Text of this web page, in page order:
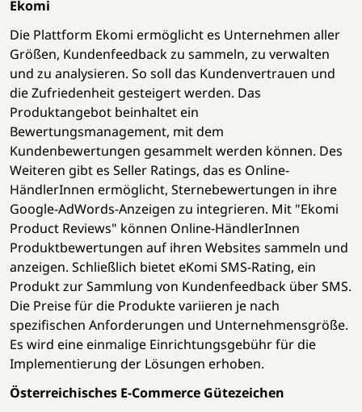
Ekomi
Die Plattform Ekomi ermöglicht es Unternehmen aller
Größen, Kundenfeedback zu sammeln, zu verwalten
und zu analysieren. So soll das Kundenvertrauen und
die Zufriedenheit gesteigert werden. Das
Produktangebot beinhaltet ein
Bewertungsmanagement, mit dem
Kundenbewertungen gesammelt werden können. Des
Weiteren gibt es Seller Ratings, das es Online-
HändlerInnen ermöglicht, Sternebewertungen in ihre
Google-AdWords-Anzeigen zu integrieren. Mit "Ekomi
Product Reviews" können Online-HändlerInnen
Produktbewertungen auf ihren Websites sammeln und
anzeigen. Schließlich bietet eKomi SMS-Rating, ein
Produkt zur Sammlung von Kundenfeedback über SMS.
Die Preise für die Produkte variieren je nach
spezifischen Anforderungen und Unternehmensgröße.
Es wird eine einmalige Einrichtungsgebühr für die
Implementierung der Lösungen erhoben.
Österreichisches E-Commerce Gütezeichen